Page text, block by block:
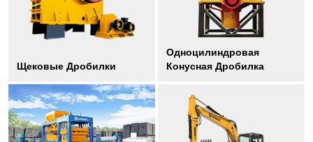
Щековые Дробилки
Одноцилиндровая
Конусная Дробилка